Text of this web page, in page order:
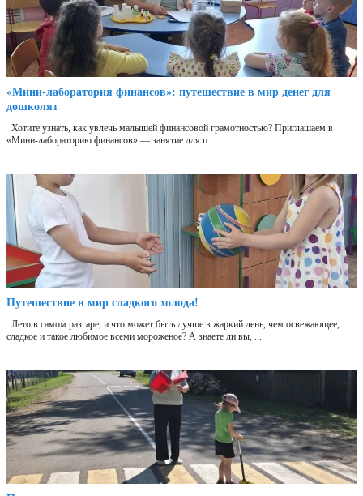
«Мини‑лаборатория финансов»: путешествие в мир денег для
дошколят
Хотите узнать, как увлечь малышей финансовой грамотностью? Приглашаем в
«Мини‑лабораторию финансов» — занятие для п...
Путешествие в мир сладкого холода!
Лето в самом разгаре, и что может быть лучше в жаркий день, чем освежающее,
сладкое и такое любимое всеми мороженое? А знаете ли вы, ...